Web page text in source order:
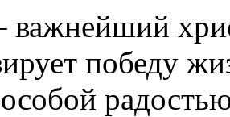
важнейший
победу
особой